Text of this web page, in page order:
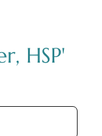
HSP'